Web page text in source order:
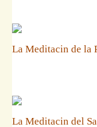
La Meditacin de la
La Meditacin del